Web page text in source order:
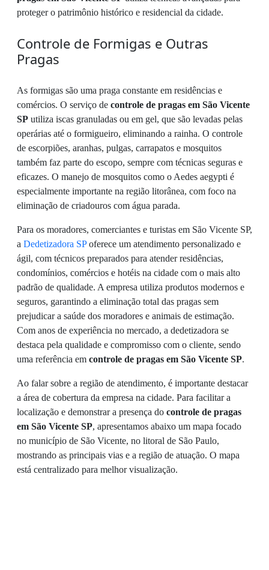
proteger o patrimônio histórico e residencial da cidade.
Controle de Formigas e Outras
Pragas
As formigas são uma praga constante em residências e
comércios. O serviço de controle de pragas em São Vicente
SP utiliza iscas granuladas ou em gel, que são levadas pelas
operárias até o formigueiro, eliminando a rainha. O controle
de escorpiões, aranhas, pulgas, carrapatos e mosquitos
também faz parte do escopo, sempre com técnicas seguras e
eficazes. O manejo de mosquitos como o Aedes aegypti é
especialmente importante na região litorânea, com foco na
eliminação de criadouros com água parada.
Para os moradores, comerciantes e turistas em São Vicente SP,
a Dedetizadora SPoferece um atendimento personalizado e
ágil, com técnicos preparados para atender residências,
condomínios, comércios e hotéis na cidade com o mais alto
padrão de qualidade. A empresa utiliza produtos modernos e
seguros, garantindo a eliminação total das pragas sem
prejudicar a saúde dos moradores e animais de estimação.
Com anos de experiência no mercado, a dedetizadora se
destaca pela qualidade e compromisso com o cliente, sendo
uma referência em controle de pragas em São Vicente SP.
Ao falar sobre a região de atendimento, é importante destacar
a área de cobertura da empresa na cidade. Para facilitar a
localização e demonstrar a presença do controle de pragas
em São Vicente SP, apresentamos abaixo um mapa focado
no município de São Vicente, no litoral de São Paulo,
mostrando as principais vias e a região de atuação. O mapa
está centralizado para melhor visualização.